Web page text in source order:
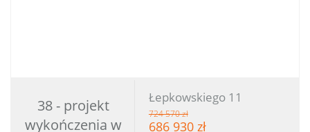
38 - projekt
wykończenia w
Łepkowskiego 11
724 570 zł
686 930 zł